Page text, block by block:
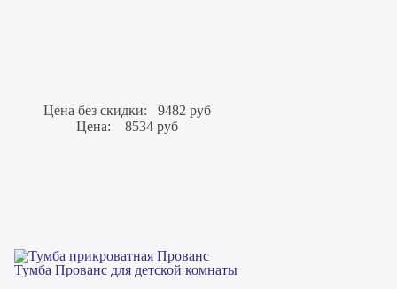
Цена без скидки:
9482 руб
Цена:
8534 руб
Тумба Прованс для детской комнаты